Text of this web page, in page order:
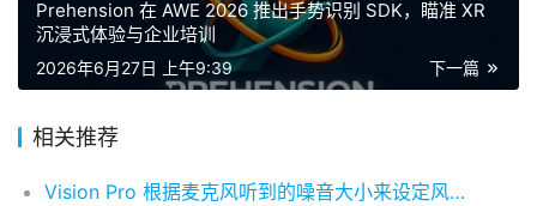
Prehension 在 AWE 2026 推出手势识别 SDK，瞄准 XR
沉浸式体验与企业培训
下一篇
2026年6月27日 上午9:39
相关推荐
Vision Pro 根据麦克风听到的噪音大小来设定风扇速度